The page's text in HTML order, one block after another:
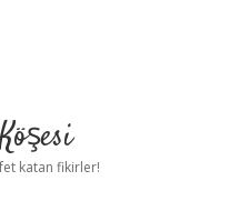
katan fikirler!